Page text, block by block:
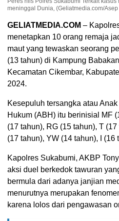
meninggal Dunia, (Geliatmedia.com/Asep
GELIATMEDIA.COM –
menetapkan 10 orang remaja
maut yang tewaskan seorang
(13 tahun) di Kampung
Kecamatan Cikembar,
2024.
Kesepuluh tersangka atau
Hukum (ABH) itu berinisial MF
(17 tahun), RG (15 tahun), T
(17 tahun), YW (14 tahun), I (16
Kapolres Sukabumi, AKBP
aksi duel berkedok tawuran
bermula dari adanya janjian
menurutnya merupakan
karena lolos dari pengawasan